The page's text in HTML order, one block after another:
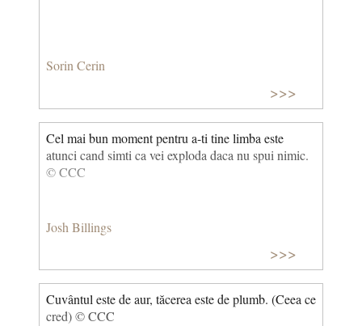
Sorin Cerin
>>>
Cel mai bun moment pentru a-ti tine limba este
atunci cand simti ca vei exploda daca nu spui nimic.
© CCC
Josh Billings
>>>
Cuvântul este de aur, tăcerea este de plumb. (Ceea ce
cred) © CCC